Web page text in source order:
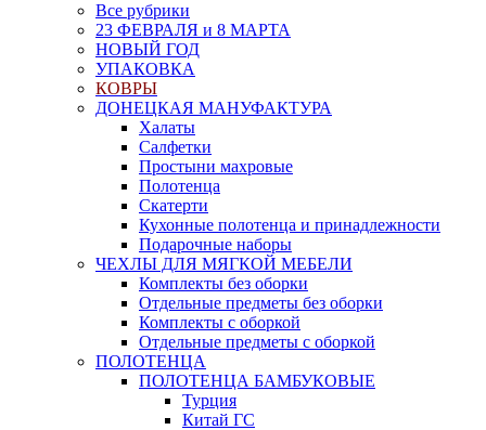
Все рубрики
23 ФЕВРАЛЯ и 8 МАРТА
НОВЫЙ ГОД
УПАКОВКА
КОВРЫ
ДОНЕЦКАЯ МАНУФАКТУРА
Халаты
Салфетки
Простыни махровые
Полотенца
Скатерти
Кухонные полотенца и принадлежности
Подарочные наборы
ЧЕХЛЫ ДЛЯ МЯГКОЙ МЕБЕЛИ
Комплекты без оборки
Отдельные предметы без оборки
Комплекты с оборкой
Отдельные предметы с оборкой
ПОЛОТЕНЦА
ПОЛОТЕНЦА БАМБУКОВЫЕ
Турция
Китай ГС